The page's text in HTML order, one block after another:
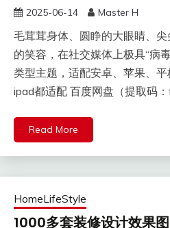
2025-06-14 Master H
毛茸茸身体、圆睁的大眼睛、
的笑容，在社交媒体上极具“病
类型主题，适配安卓、苹果、平
ipad都适配 百度网盘（提取码
Read More
HomeLifeStyle
1000多套装修设计效果图